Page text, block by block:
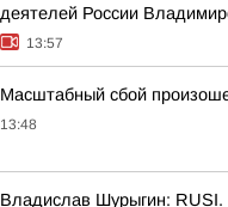
деятелей России
13:57
Масштабный сбой
13:48
Владислав Шурыгин: RUSI.